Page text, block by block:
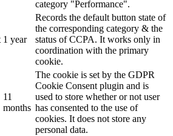
category "Performance".
1 year
Records the default button state of
the corresponding category & the
status of CCPA. It works only in
coordination with the primary
cookie.
11
months
The cookie is set by the GDPR
Cookie Consent plugin and is
used to store whether or not user
has consented to the use of
cookies. It does not store any
personal data.